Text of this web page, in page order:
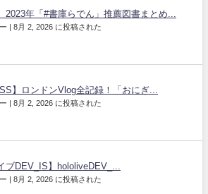
2023年「#書庫らでん」推薦図書まとめ...
| 8月 2, 2026 に投稿された
】ロンドンVlog全記録！「おにぎ...
| 8月 2, 2026 に投稿された
ブDEV_IS】hololiveDEV_...
| 8月 2, 2026 に投稿された